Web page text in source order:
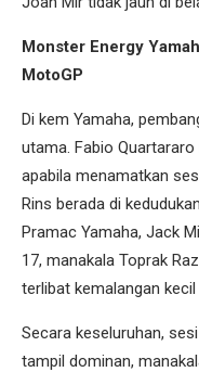
Monster Energy
MotoGP
Di kem Yamaha,
utama. Fabio
apabila menamatkan
Rins berada di
Pramac Yamaha, Jack
17, manakala Toprak
terlibat kemalangan
Secara keseluruhan,
tampil dominan,